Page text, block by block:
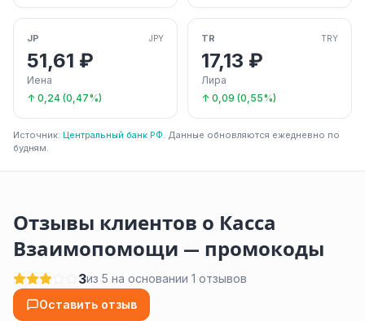
JP JPY
51,61 ₽
Иена
↑ 0,24 (0,47%)
TR TRY
17,13 ₽
Лира
↑ 0,09 (0,55%)
Источник: Центральный банк РФ. Данные обновляются ежедневно по
будням.
Отзывы клиентов о Касса
Взаимопомощи — промокоды
3из 5 на основании 1 отзывов
Оставить отзыв